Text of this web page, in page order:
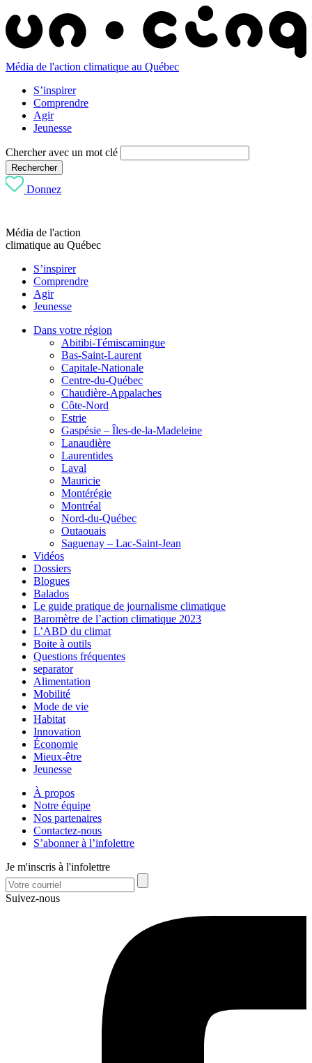
Média de l'action climatique au Québec
S’inspirer
Comprendre
Agir
Jeunesse
Chercher avec un mot clé
Rechercher
Donnez
Média de l'action
climatique au Québec
S’inspirer
Comprendre
Agir
Jeunesse
Dans votre région
Abitibi-Témiscamingue
Bas-Saint-Laurent
Capitale-Nationale
Centre-du-Québec
Chaudière-Appalaches
Côte-Nord
Estrie
Gaspésie – Îles-de-la-Madeleine
Lanaudière
Laurentides
Laval
Mauricie
Montérégie
Montréal
Nord-du-Québec
Outaouais
Saguenay – Lac-Saint-Jean
Vidéos
Dossiers
Blogues
Balados
Le guide pratique de journalisme climatique
Baromètre de l’action climatique 2023
L’ABD du climat
Boite à outils
Questions fréquentes
separator
Alimentation
Mobilité
Mode de vie
Habitat
Innovation
Économie
Mieux-être
Jeunesse
À propos
Notre équipe
Nos partenaires
Contactez-nous
S’abonner à l’infolettre
Je m'inscris à l'infolettre
Suivez-nous